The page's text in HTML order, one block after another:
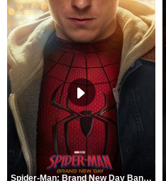
Spider-Man: Brand New Day Bande-annonce VO STFR